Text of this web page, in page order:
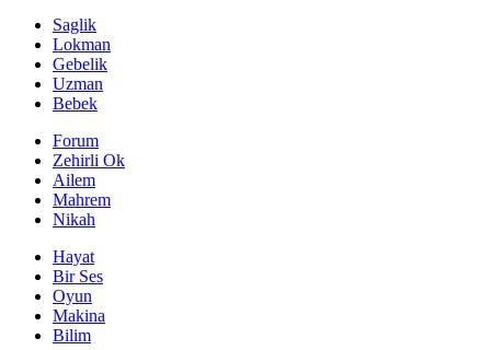
Saglik
Lokman
Gebelik
Uzman
Bebek
Forum
Zehirli Ok
Ailem
Mahrem
Nikah
Hayat
Bir Ses
Oyun
Makina
Bilim